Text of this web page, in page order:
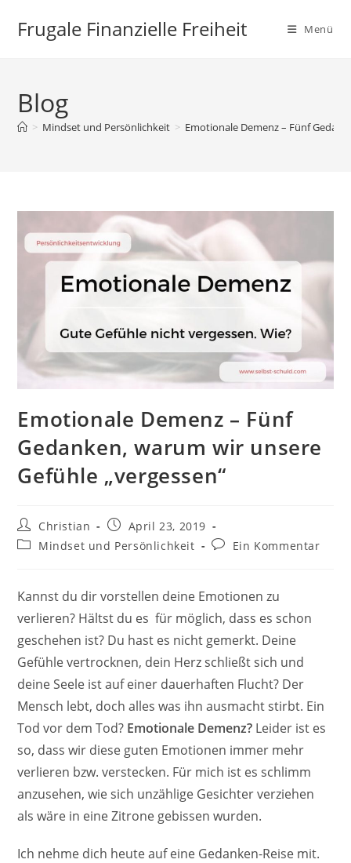
InhaltFrugale Finanzielle Freiheit Menü
Blog
> Mindset und Persönlichkeit > Emotionale Demenz – Fünf
Emotionale Demenz – Fünf
Gedanken, warum wir unsere
Gefühle „vergessen“
Beitrags-
Autor:
Christian
Beitrag
veröffentlicht:
April 23, 2019
Beitrags-
Mindset und Persönlichkeit
Beitrags-
Ein Kommentar
Kannst du dir vorstellen deine Emotionen zu
verlieren? Hältst du es für möglich, dass es schon
geschehen ist? Du hast es nicht gemerkt. Deine
Gefühle vertrocknen, dein Herz schließt sich und
deine Seele ist auf einer dauerhaften Flucht? Der
Mensch lebt, doch alles was ihn ausmacht stirbt. Ein
Tod vor dem Tod? Emotionale Demenz? Leider ist es
so, dass wir diese guten Emotionen immer mehr
verlieren bzw. verstecken. Für mich ist es schlimm
anzusehen, wie sich unzählige Gesichter verziehen
als wäre in eine Zitrone gebissen wurden.
Ich nehme dich heute auf eine Gedanken-Reise mit.